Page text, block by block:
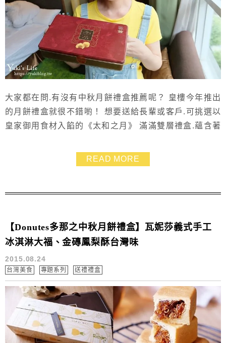
大家都在問.有沒有中秋月餅禮盒推薦呢？ 皇樓今年推出
的月餅禮盒就很不錯喲！ 想要送給長輩或客戶.可挑選以
皇家御用食材入餡的《太和之月》 滿滿雙層禮盒.蘊含著
卻又保持傳統月餅的獨特性 不論是用料、做餅的手藝、
甚至是口味上都讓人倍感尊榮禮遇 吃得到鮑魚、烏骨雞
受到送禮者的心意 另外還要推薦大家一款...
READ MORE
【Donutes多那之中秋月餅禮盒】瓦妮莎義式手工
冰淇淋大福、金磚鳳梨酥台灣味
2015.08.24
台灣美食 專題系列 送禮禮盒